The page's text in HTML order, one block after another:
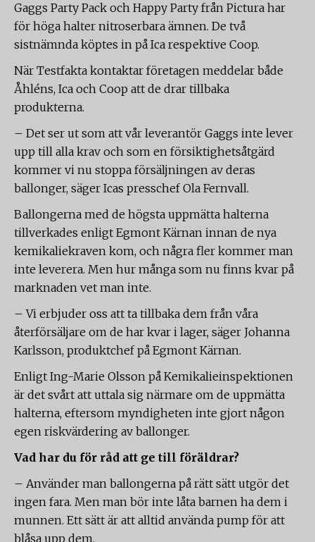
Gaggs Party Pack och Happy Party från Pictura har
för höga halter nitroserbara ämnen. De två
sistnämnda köptes in på Ica respektive Coop.
När Testfakta kontaktar företagen meddelar både
Åhléns, Ica och Coop att de drar tillbaka
produkterna.
– Det ser ut som att vår leverantör Gaggs inte lever
upp till alla krav och som en försiktighetsåtgärd
kommer vi nu stoppa försäljningen av deras
ballonger, säger Icas presschef Ola Fernvall.
Ballongerna med de högsta uppmätta halterna
tillverkades enligt Egmont Kärnan innan de nya
kemikaliekraven kom, och några fler kommer man
inte leverera. Men hur många som nu finns kvar på
marknaden vet man inte.
– Vi erbjuder oss att ta tillbaka dem från våra
återförsäljare om de har kvar i lager, säger Johanna
Karlsson, produktchef på Egmont Kärnan.
Enligt Ing-Marie Olsson på Kemikalieinspektionen
är det svårt att uttala sig närmare om de uppmätta
halterna, eftersom myndigheten inte gjort någon
egen riskvärdering av ballonger.
Vad har du för råd att ge till föräldrar?
– Använder man ballongerna på rätt sätt utgör det
ingen fara. Men man bör inte låta barnen ha dem i
munnen. Ett sätt är att alltid använda pump för att
blåsa upp dem.